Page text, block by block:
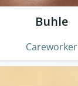
Buhle
Careworker